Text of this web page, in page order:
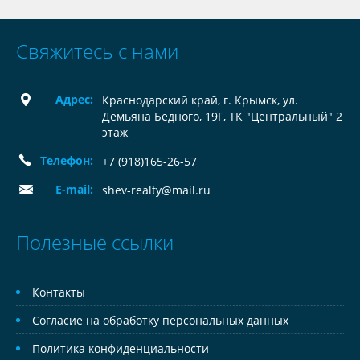
Свяжитесь с нами
Адрес:
Краснодарский край, г. Крымск, ул.
Демьяна Бедного, 19Г, ТК "Центральный" 2
этаж
Телефон:
+7 (918)165-26-57
E-mail:
shev-realty@mail.ru
Полезные ссылки
Контакты
Согласие на обработку персональных данных
Политика конфиденциальности